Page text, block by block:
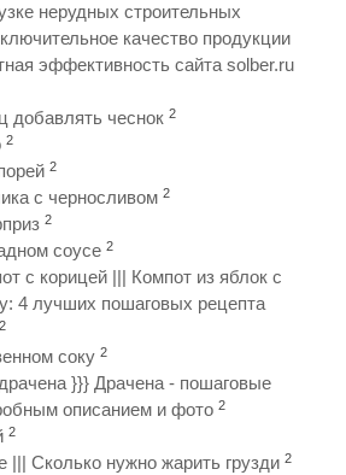
нерудных строительных
качество продукции
эффективность сайта solber.ru
добавлять чеснок 2
2
2
с черносливом 2
2
соусе 2
с корицей ||| Компот из яблок с
4 лучших пошаговых рецепта
2
соку 2
}}} Драчена - пошаговые
описанием и фото 2
2
||| Сколько нужно жарить грузди 2